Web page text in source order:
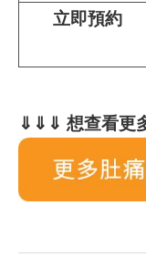
立即預約
⇓⇓⇓ 想查看更